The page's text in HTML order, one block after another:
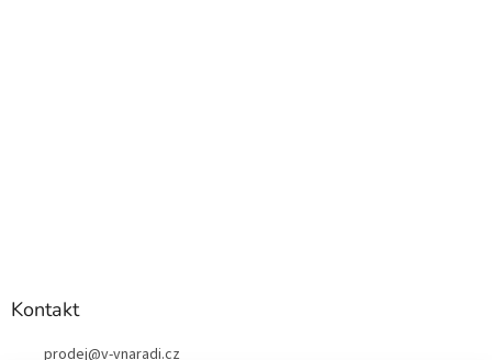
Kontakt
prodej@v-vnaradi.cz